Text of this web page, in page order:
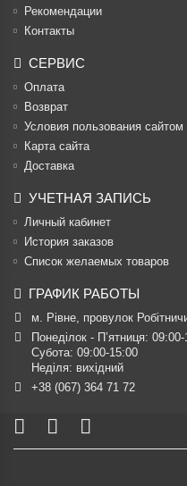
Рекомендации
Контакты
СЕРВИС
Оплата
Возврат
Условия пользования сайтом
Карта сайта
Доставка
УЧЕТНАЯ ЗАПИСЬ
Личный кабинет
История заказов
Список желаемых товаров
ГРАФИК РАБОТЫ
м. Рівне, провулок
Понеділок - П’ятниця:
Субота: 09:00-15:00
Неділя: вихідний
+38 (067) 364 71 72